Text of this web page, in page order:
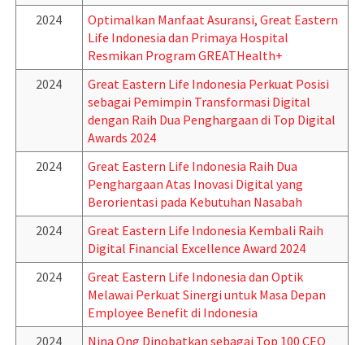
2024
Optimalkan Manfaat Asuransi, Great Eastern
Life Indonesia dan Primaya Hospital
Resmikan Program GREATHealth+
2024
Great Eastern Life Indonesia Perkuat Posisi
sebagai Pemimpin Transformasi Digital
dengan Raih Dua Penghargaan di Top Digital
Awards 2024
2024
Great Eastern Life Indonesia Raih Dua
Penghargaan Atas Inovasi Digital yang
Berorientasi pada Kebutuhan Nasabah
2024
Great Eastern Life Indonesia Kembali Raih
Digital Financial Excellence Award 2024
2024
Great Eastern Life Indonesia dan Optik
Melawai Perkuat Sinergi untuk Masa Depan
Employee Benefit di Indonesia
2024
Nina Ong Dinobatkan sebagai Top 100 CEO